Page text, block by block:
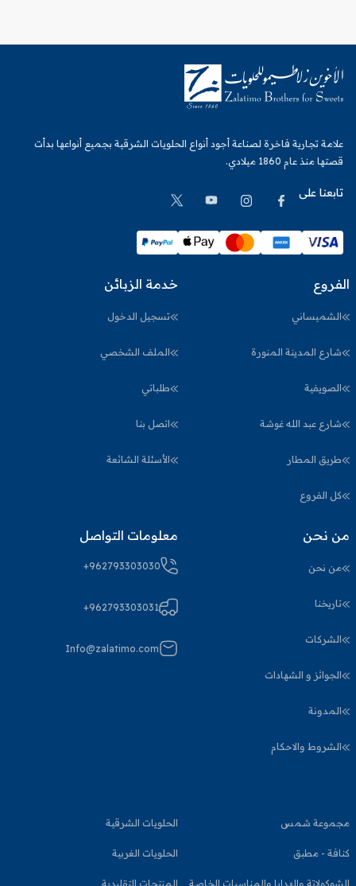
علامة تجارية فاخرة لصناعة أجود أنواع الحلويات الشرقية بجميع أنواعها بدأت
قصتها منذ عام 1860 ميلادي.
تابعنا على
الفروع
الشميساني
شارع المدينة المنورة
الصويفية
شارع عبد الله غوشة
طريق المطار
كل الفروع
خدمة الزبائن
تسجيل الدخول
الملف الشخصي
طلباتي
اتصل بنا
الأسئلة الشائعة
من نحن
من نحن
تاريخنا
الشركات
الجوائز و الشهادات
المدونة
الشروط والاحكام
معلومات التواصل
+962793303030
+962793303031
Info@zalatimo.com
مجموعة شمس الحلويات الشرقية
كنافة - مطبق الحلويات الغربية
الشوكولاتة والهدايا والمناسبات الخاصة المنتجات التقليدية